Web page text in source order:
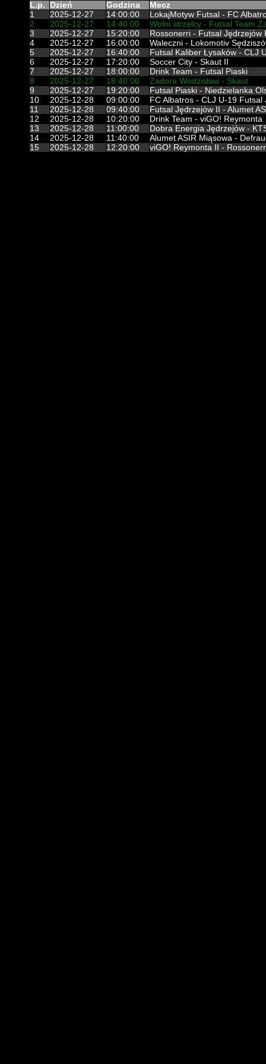
L.p. Dzień Godzina
Mecz
1
2025-12-27 14:00:00
LokajMotyw Futsal - FC
2
2025-12-27 14:40:00
Wolni strzelcy - Futsal Team
3
2025-12-27 15:20:00
Rossonerri - Futsal Jędrzejów
4
2025-12-27 16:00:00
Waleczni - Lokomotiv
5
2025-12-27 16:40:00
Futsal Kaliber Łysaków - CLJ
6
2025-12-27 17:20:00
Soccer City - Skaut II
7
2025-12-27 18:00:00
Drink Team - Futsal Piaski
8
2025-12-27 18:40:00
Zadora Wodzisław - Skaut
9
2025-12-27 19:20:00
Futsal Piaski - Niedzielanka
10
2025-12-28 09:00:00
FC Albatros - CLJ U-19 Futsal
11
2025-12-28 09:40:00
Futsal Jędrzejów II - Alumet
12
2025-12-28 10:20:00
Drink Team - viGO! Reymonta
13
2025-12-28 11:00:00
Dobra Energia Jędrzejów -
14
2025-12-28 11:40:00
Alumet ASIR Miąsowa -
15
2025-12-28 12:20:00 viGO! Reymonta II -